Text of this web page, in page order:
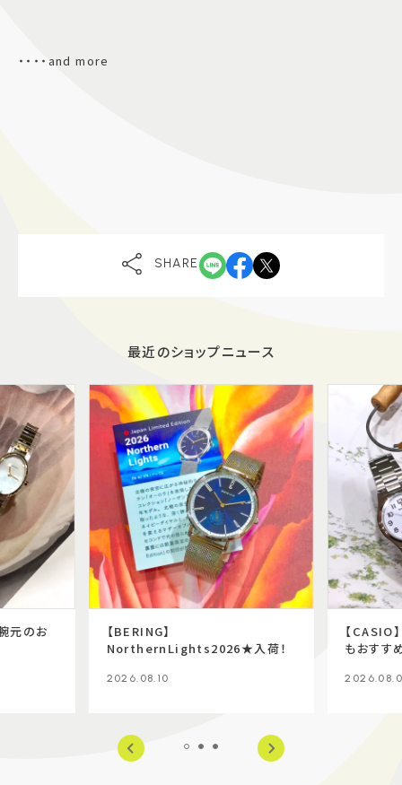
・・・・and more
SHARE
最近のショップニュース
元のお
【BERING】
NorthernLights2026★入荷！
2026.08.10
【CASIO
もおすす